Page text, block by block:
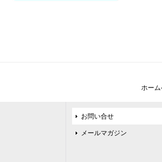
ホー
お問い合せ
メールマガジン